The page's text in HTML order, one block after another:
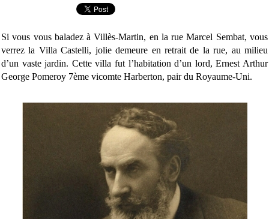
Si vous vous baladez à Villès-Martin, en la rue Marcel Sembat, vous
verrez la Villa Castelli, jolie demeure en retrait de la rue, au milieu
d’un vaste jardin. Cette villa fut l’habitation d’un lord, Ernest Arthur
George Pomeroy 7ème vicomte Harberton, pair du Royaume-Uni.